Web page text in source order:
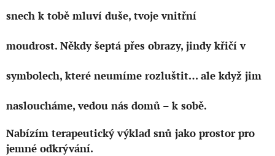
snech k tobě mluví duše, tvoje vnitřní
moudrost. Někdy šeptá přes obrazy, jindy křičí v
symbolech, které neumíme rozluštit… ale když jim
nasloucháme, vedou nás domů – k sobě.
Nabízím terapeutický výklad snů jako prostor pro
jemné odkrývání.